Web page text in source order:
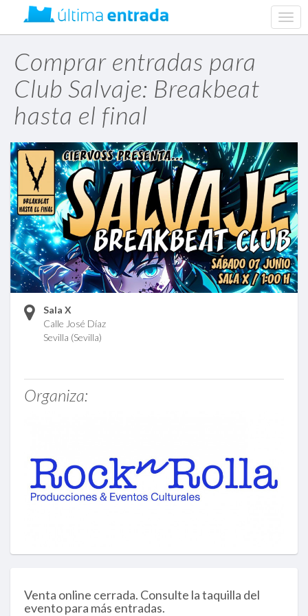
Comprar entradas para
Club Salvaje: Breakbeat
hasta el final
Sala X
Calle José Díaz
Sevilla (Sevilla)
Organiza:
Venta online cerrada. Consulte la taquilla del
evento para más entradas.